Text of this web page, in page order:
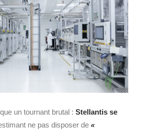
un tournant brutal : Stellantis se
ne pas disposer de «